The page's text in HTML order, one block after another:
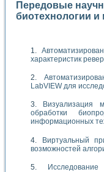
Передовые
биотехнологии и
характеристик
LabVIEW для
Визуализация
обработки
информационных
Виртуальный
возможностей